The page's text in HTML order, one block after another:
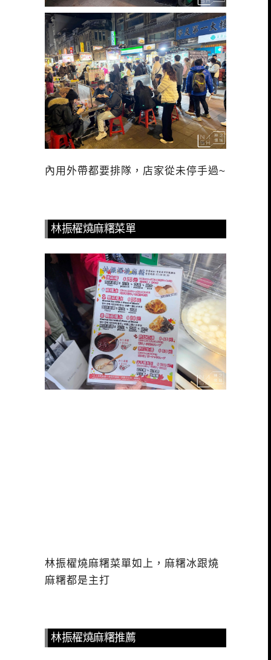
內用外帶都要排隊，店家從未停手過~
林振櫂燒麻糬菜單
林振櫂燒麻糬菜單如上，麻糬冰跟燒
麻糬都是主打
林振櫂燒麻糬推薦